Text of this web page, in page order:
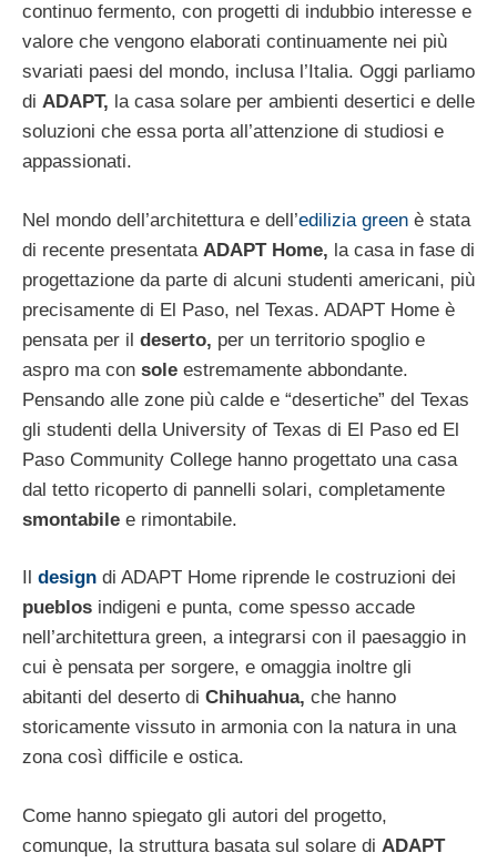
continuo fermento, con progetti di indubbio interesse e
valore che vengono elaborati continuamente nei più
svariati paesi del mondo, inclusa l’Italia. Oggi parliamo
di ADAPT, la casa solare per ambienti desertici e delle
soluzioni che essa porta all’attenzione di studiosi e
appassionati.
Nel mondo dell’architettura e dell’edilizia green è stata
di recente presentata ADAPT Home, la casa in fase di
progettazione da parte di alcuni studenti americani, più
precisamente di El Paso, nel Texas. ADAPT Home è
pensata per il deserto, per un territorio spoglio e
aspro ma con sole estremamente abbondante.
Pensando alle zone più calde e “desertiche” del Texas
gli studenti della University of Texas di El Paso ed El
Paso Community College hanno progettato una casa
dal tetto ricoperto di pannelli solari, completamente
smontabile e rimontabile.
Il design di ADAPT Home riprende le costruzioni dei
pueblos indigeni e punta, come spesso accade
nell’architettura green, a integrarsi con il paesaggio in
cui è pensata per sorgere, e omaggia inoltre gli
abitanti del deserto di Chihuahua, che hanno
storicamente vissuto in armonia con la natura in una
zona così difficile e ostica.
Come hanno spiegato gli autori del progetto,
comunque, la struttura basata sul solare di ADAPT